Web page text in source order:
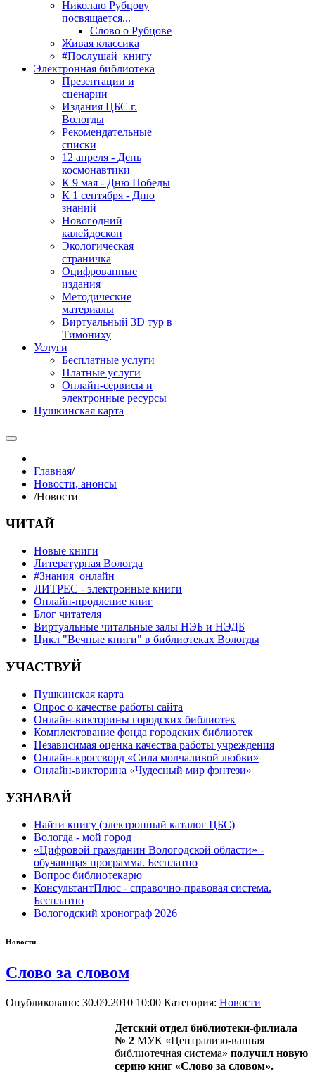
Николаю Рубцову
посвящается...
Слово о Рубцове
Живая классика
#Послушай_книгу
Электронная библиотека
Презентации и
сценарии
Издания ЦБС г.
Вологды
Рекомендательные
списки
12 апреля - День
космонавтики
К 9 мая - Дню Победы
К 1 сентября - Дню
знаний
Новогодний
калейдоскоп
Экологическая
страничка
Оцифрованные
издания
Методические
материалы
Виртуальный 3D тур в
Тимониху
Услуги
Бесплатные услуги
Платные услуги
Онлайн-сервисы и
электронные ресурсы
Пушкинская карта
Главная/
Новости, анонсы
/Новости
ЧИТАЙ
Новые книги
Литературная Вологда
#Знания_онлайн
ЛИТРЕС - электронные книги
Онлайн-продление книг
Блог читателя
Виртуальные читальные залы НЭБ и НЭДБ
Цикл "Вечные книги" в библиотеках Вологды
УЧАСТВУЙ
Пушкинская карта
Опрос о качестве работы сайта
Онлайн-викторины городских библиотек
Комплектование фонда городских библиотек
Независимая оценка качества работы учреждения
Онлайн-кроссворд «Сила молчаливой любви»
Онлайн-викторина «Чудесный мир фэнтези»
УЗНАВАЙ
Найти книгу (электронный каталог ЦБС)
Вологда - мой город
«Цифровой гражданин Вологодской области» -
обучающая программа. Бесплатно
Вопрос библиотекарю
КонсультантПлюс - справочно-правовая система.
Бесплатно
Вологодский хронограф 2026
Новости
Слово за словом
Опубликовано: 30.09.2010 10:00 Категория: Новости
Детский отдел библиотеки-филиала
№ 2 МУК «Централизо-ванная
библиотечная система» получил новую
серию книг «Слово за словом».